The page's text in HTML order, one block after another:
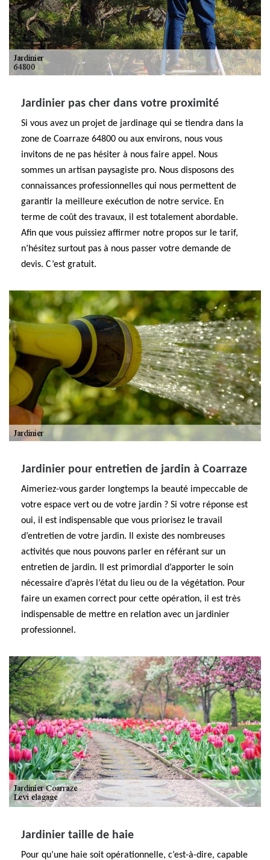
Jardinier pas cher dans votre proximité
Si vous avez un projet de jardinage qui se tiendra dans la
zone de Coarraze 64800 ou aux environs, nous vous
invitons de ne pas hésiter à nous faire appel. Nous
sommes un artisan paysagiste pro. Nous disposons des
connaissances professionnelles qui nous permettent de
garantir la meilleure exécution de notre service. En
terme de coût des travaux, il est totalement abordable.
Afin que vous puissiez affirmer notre propos sur le tarif,
n’hésitez surtout pas à nous passer votre demande de
devis. C’est gratuit.
Jardinier pour entretien de jardin à Coarraze
Aimeriez-vous garder longtemps la beauté impeccable de
votre espace vert ou de votre jardin ? Si votre réponse est
oui, il est indispensable que vous priorisez le travail
d’entretien de votre jardin. Il existe des nombreuses
activités que nous pouvons parler en référant sur un
entretien de jardin. Il est primordial d’apporter le soin
nécessaire d’après l’état du lieu ou de la végétation. Pour
faire un examen correct pour cette opération, il est très
indispensable de mettre en relation avec un jardinier
professionnel.
Jardinier taille de haie
Pour qu’une haie soit opérationnelle, c’est-à-dire, capable